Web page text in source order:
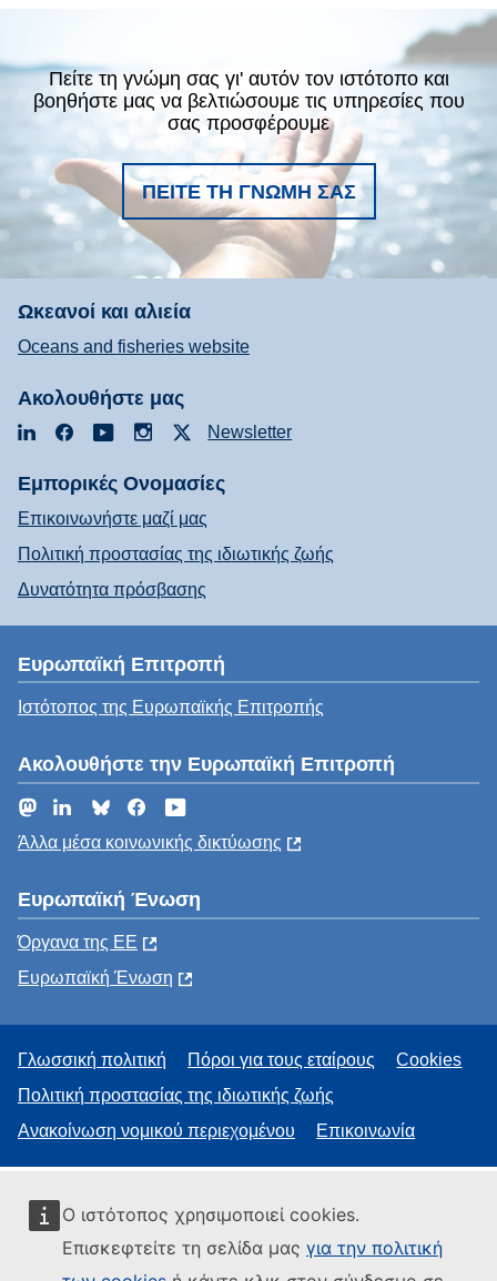
Ο ιστότοπος χρησιμοποιεί cookies.
Επισκεφτείτε τη σελίδα μας για την πολιτική
Πείτε τη γνώμη σας γι' αυτόν τον ιστότοπο και
βοηθήστε μας να βελτιώσουμε τις υπηρεσίες που
σας προσφέρουμε
ΠΕΊΤΕ ΤΗ ΓΝΏΜΗ ΣΑΣ
Ωκεανοί και αλιεία
Oceans and fisheries website
Ακολουθήστε μας
LinkedInFacebookYouTubeInstagramNewsletter
Εμπορικές Ονομασίες
Επικοινωνήστε μαζί μας
Πολιτική προστασίας της ιδιωτικής ζωής
Δυνατότητα πρόσβασης
Ευρωπαϊκή Επιτροπή
Ιστότοπος της Ευρωπαϊκής Επιτροπής
Ακολουθήστε την Ευρωπαϊκή Επιτροπή
MastodonLinkedInBlueskyFacebook
Άλλα μέσα κοινωνικής δικτύωσης
Ευρωπαϊκή Ένωση
Όργανα της ΕΕ
Ευρωπαϊκή Ένωση
Γλωσσική πολιτική Πόροι για τους εταίρους
Cookies
Πολιτική προστασίας της ιδιωτικής ζωής
Ανακοίνωση νομικού περιεχομένου
Επικοινωνία